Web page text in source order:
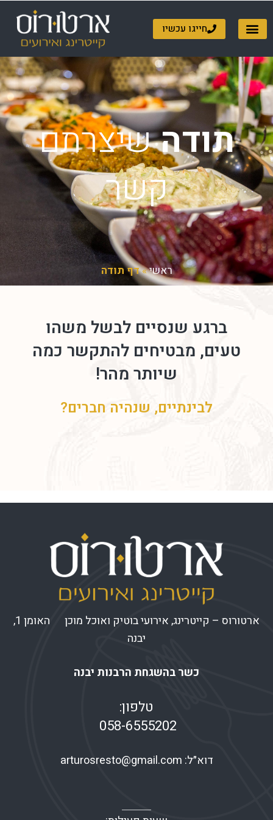
לתוכן
חייגו עכשיו
תודהשיצרתם
קשר
ראשי»דף תודה
ברגע שנסיים לבשל משהו
טעים, מבטיחים להתקשר כמה
שיותר מהר!
לבינתיים, שנהיה חברים?
ארטורוס – קייטרינג, אירועי בוטיק ואוכל מוכן האומן 1,
יבנה
כשר בהשגחת הרבנות יבנה
טלפון:
058-6555202
דוא״ל: arturosresto@gmail.com